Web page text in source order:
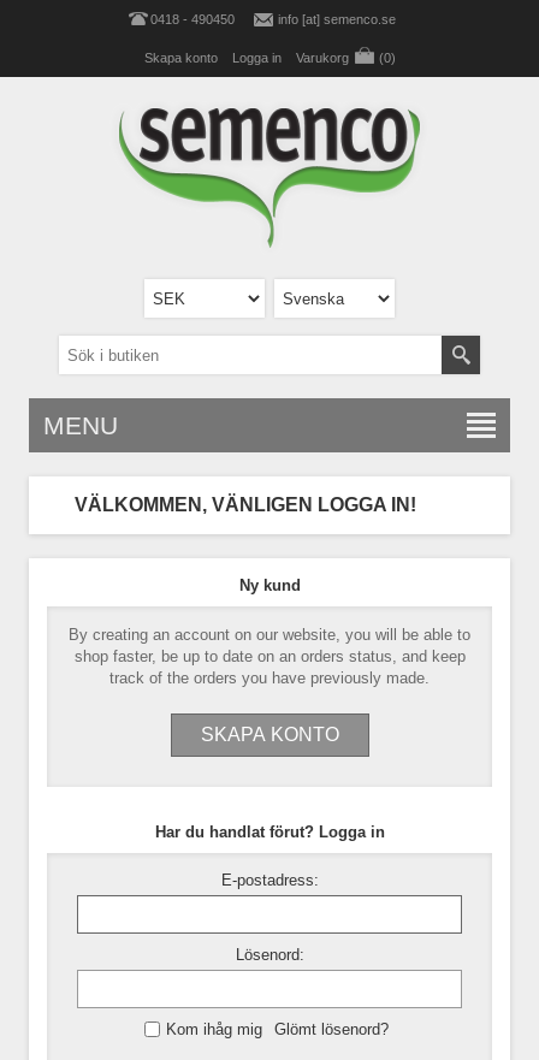
0418 - 490450 info [at] semenco.se
Skapa konto Logga in Varukorg (0)
MENU
VÄLKOMMEN, VÄNLIGEN LOGGA IN!
Ny kund
By creating an account on our website, you will be able to
shop faster, be up to date on an orders status, and keep
track of the orders you have previously made.
Har du handlat förut? Logga in
E-postadress:
Lösenord:
Kom ihåg mig Glömt lösenord?